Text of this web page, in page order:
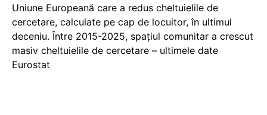
Uniune Europeană care a redus cheltuielile de
cercetare, calculate pe cap de locuitor, în ultimul
deceniu. Între 2015-2025, spațiul comunitar a crescut
masiv cheltuielile de cercetare – ultimele date
Eurostat